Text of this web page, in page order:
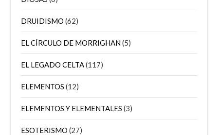
DRUIDISMO (62)
EL CÍRCULO DE MORRIGHAN(5)
EL LEGADO CELTA(117)
ELEMENTOS (12)
ELEMENTOS Y ELEMENTALES (3)
ESOTERISMO (27)